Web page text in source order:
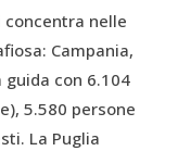
nelle
Campania,
guida con 6.104
5.580 persone
La Puglia